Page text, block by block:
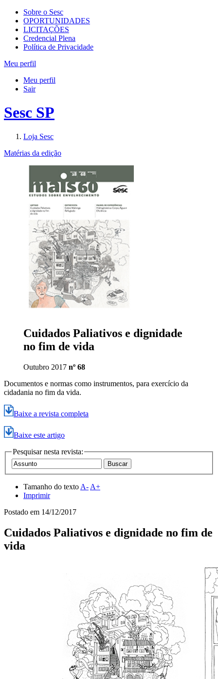
Sobre o Sesc
OPORTUNIDADES
LICITAÇÕES
Credencial Plena
Política de Privacidade
Meu perfil
Meu perfil
Sair
Sesc SP
Loja Sesc
Matérias da edição
Cuidados Paliativos e dignidade
no fim de vida
Outubro 2017 nº 68
Documentos e normas como instrumentos, para exercício da
cidadania no fim da vida.
Baixe a revista completa
Baixe este artigo
Pesquisar nesta revista:
Tamanho do texto A- A+
Imprimir
Postado em 14/12/2017
Cuidados Paliativos e dignidade no fim de
vida